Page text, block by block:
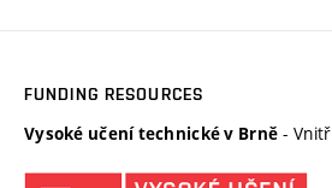
FUNDING RESOURCES
Vysoké učení technické v Brně -